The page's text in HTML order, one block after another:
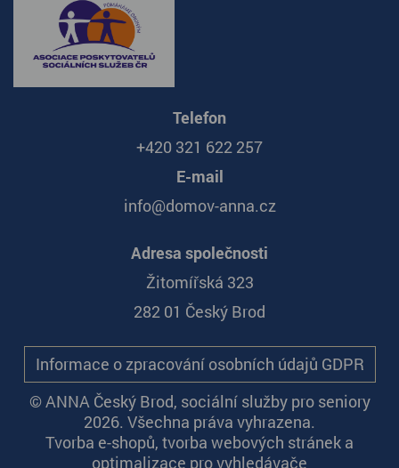
Telefon
+420 321 622 257
E-mail
info@domov-anna.cz
Adresa společnosti
Žitomířská 323
282 01 Český Brod
Informace o zpracování osobních údajů GDPR
© ANNA Český Brod, sociální služby pro seniory
2026. Všechna práva vyhrazena.
Tvorba e-shopů, tvorba webových stránek a
optimalizace pro vyhledávače